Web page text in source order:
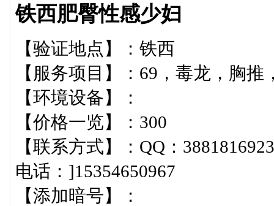
铁西肥臀性感少妇
【验证地点】：铁西
【服务项目】：69，毒龙，胸
【环境设备】：
【价格一览】：300
【联系方式】：QQ：
电话：]15354650967
【添加暗号】：